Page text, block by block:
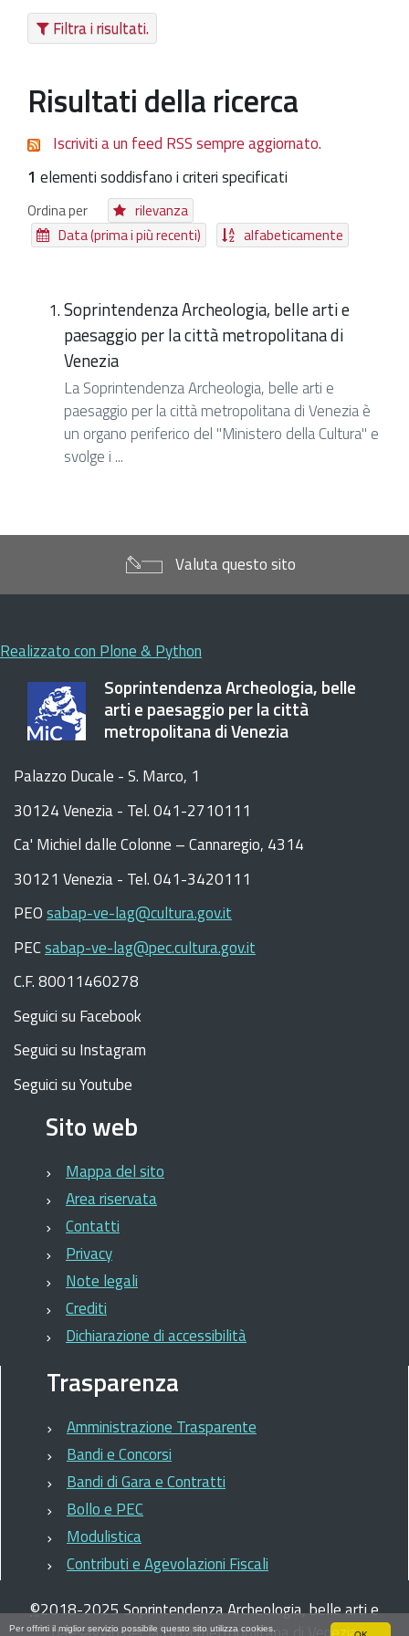
Per offrirti il miglior servizio possibile questo sito utilizza cookies.
Patrimonio Storico-Artistico
Ufficio Tutela
Servizi
Galleria
Contatti
Filtra i risultati.
Risultati della ricerca
Iscriviti a un feed RSS sempre aggiornato.
1 elementi soddisfano i criteri specificati
Ordina per
rilevanza
Data (prima i più recenti)
alfabeticamente
Soprintendenza Archeologia, belle arti e
paesaggio per la città metropolitana di
Venezia
La Soprintendenza Archeologia, belle arti e
paesaggio per la città metropolitana di Venezia è
un organo periferico del "Ministero della Cultura" e
svolge i ...
Valuta questo sito
Realizzato con Plone & Python
Soprintendenza Archeologia, belle
arti e paesaggio per la città
metropolitana di Venezia
Palazzo Ducale - S. Marco, 1
30124 Venezia - Tel. 041-2710111
Ca' Michiel dalle Colonne – Cannaregio, 4314
30121 Venezia - Tel. 041-3420111
PEOsabap-ve-lag@cultura.gov.it
PECsabap-ve-lag@pec.cultura.gov.it
C.F. 80011460278
Seguici su Facebook
Seguici su Instagram
Seguici su Youtube
Sito web
Mappa del sito
Area riservata
Contatti
Privacy
Note legali
Crediti
Dichiarazione di accessibilità
Trasparenza
Amministrazione Trasparente
Bandi e Concorsi
Bandi di Gara e Contratti
Bollo e PEC
Modulistica
Contributi e Agevolazioni Fiscali
©2018-2025Soprintendenza Archeologia, belle arti e